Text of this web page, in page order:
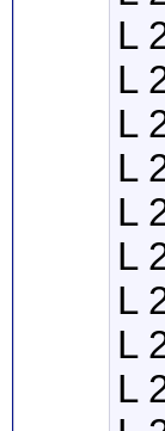
L
L
L
L
L
L
L
L
L